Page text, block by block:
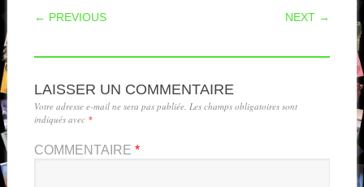
POST NAVIGATION
← PREVIOUS NEXT →
LAISSER UN COMMENTAIRE
Votre adresse e-mail ne sera pas publiée. Les champs obligatoires sont
indiqués avec *
COMMENTAIRE *